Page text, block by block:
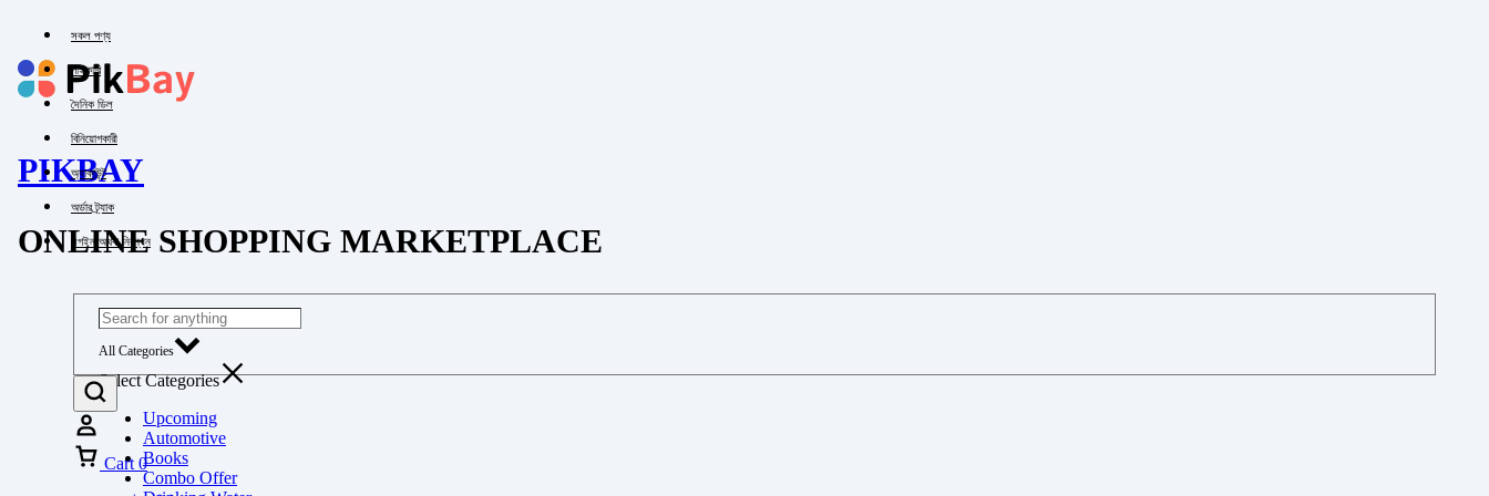
সকল পণ্য
পাইকারি
দৈনিক ডিল
বিনিয়োগকারী
অ্যাকাউন্ট
অর্ডার ট্র্যাক
লগইন অথবা নিবন্ধন
PIKBAY
ONLINE SHOPPING MARKETPLACE
All Categories
Select Categories
Upcoming
Automotive
Books
Combo Offer
Cart 0